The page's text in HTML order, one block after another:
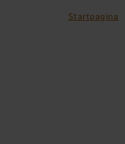
Startpagina